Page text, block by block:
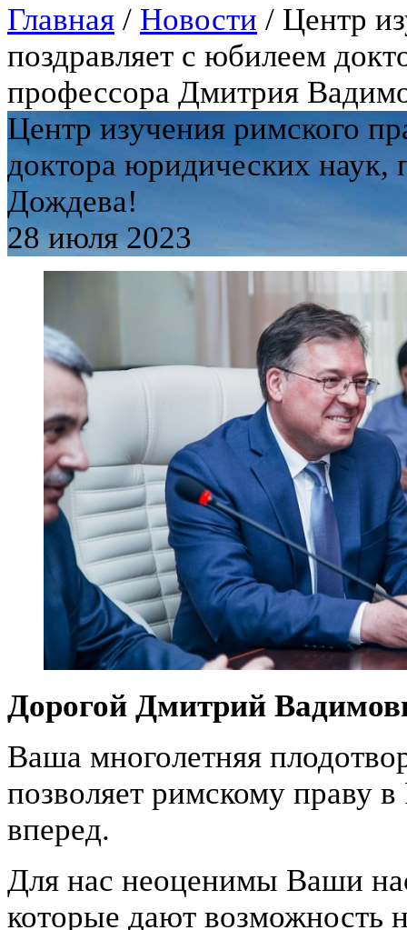
Главная / Новости / Центр
поздравляет с юбилеем
профессора Дмитрия
Центр изучения римского
доктора юридических
Дождева!
28 июля 2023
Дорогой Дмитрий
Ваша многолетняя
позволяет римскому праву
вперед.
Для нас неоценимы Ваши
которые дают